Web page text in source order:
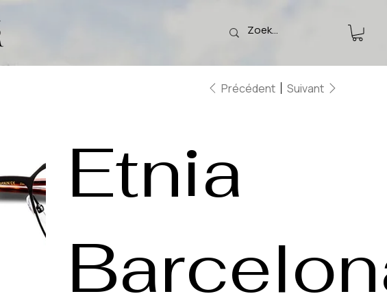
Précédent Suivant
Etnia